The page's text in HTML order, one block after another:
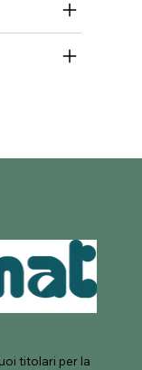
titolari per la